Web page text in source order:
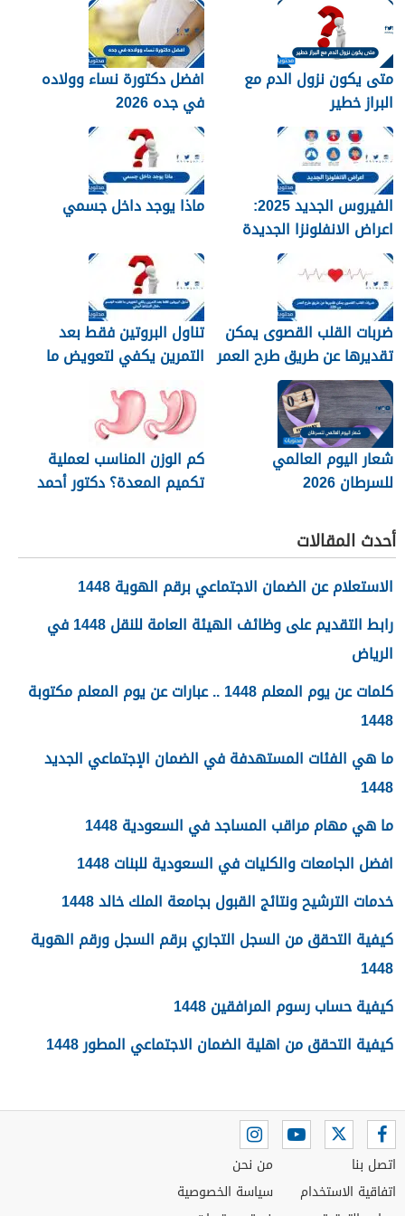
متى يكون نزول الدم مع
البراز خطير
افضل دكتورة نساء وولاده
في جده 2026
الفيروس الجديد 2025:
اعراض الانفلونزا الجديدة
وطرق العلاج
ماذا يوجد داخل جسمي
ضربات القلب القصوى يمكن
تقديرها عن طريق طرح العمر
من 220
تناول البروتين فقط بعد
التمرين يكفي لتعويض ما
فقده الجسم خلال النشاط
البدني
شعار اليوم العالمي
للسرطان 2026
كم الوزن المناسب لعملية
تكميم المعدة؟ دكتور أحمد
أحدث المقالات
الاستعلام عن الضمان الاجتماعي برقم الهوية 1448
رابط التقديم على وظائف الهيئة العامة للنقل 1448 في
الرياض
كلمات عن يوم المعلم 1448 .. عبارات عن يوم المعلم مكتوبة
1448
ما هي الفئات المستهدفة في الضمان الإجتماعي الجديد
1448
ما هي مهام مراقب المساجد في السعودية 1448
افضل الجامعات والكليات في السعودية للبنات 1448
خدمات الترشيح ونتائج القبول بجامعة الملك خالد 1448
كيفية التحقق من السجل التجاري برقم السجل ورقم الهوية
1448
كيفية حساب رسوم المرافقين 1448
كيفية التحقق من اهلية الضمان الاجتماعي المطور 1448
اتصل بنا
اتفاقية الاستخدام
من نحن
سياسة الخصوصية